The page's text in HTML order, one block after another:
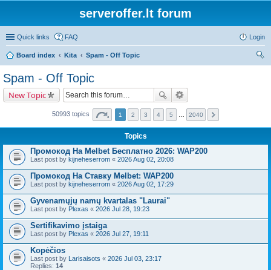
serveroffer.lt forum
Quick links FAQ Login
Board index Kita
Spam - Off Topic
Spam - Off Topic
New Topic
50993 topics 1 2 3 4 5 2040
Topics
Промокод На Melbet Бесплатно 2026: WAP200
Last post by kijneheserrom « 2026 Aug 02, 20:08
Промокод На Ставку Melbet: WAP200
Last post by kijneheserrom « 2026 Aug 02, 17:29
Gyvenamųjų namų kvartalas "Laurai"
Last post by Plexas « 2026 Jul 28, 19:23
Sertifikavimo įstaiga
Last post by Plexas « 2026 Jul 27, 19:11
Kopėčios
Last post by Larisaisots « 2026 Jul 03, 23:17
Replies: 14